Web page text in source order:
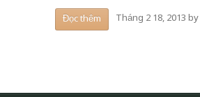
Đọc thêm Tháng 2 18, 2013 by